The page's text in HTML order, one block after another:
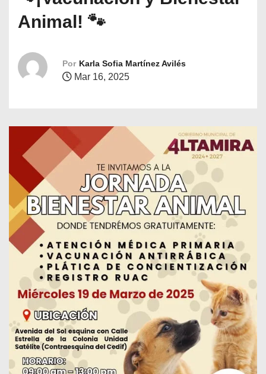
Animal! 🐾
Por Karla Sofia Martínez Avilés
Mar 16, 2025